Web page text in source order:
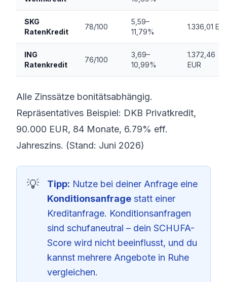
SKG
RatenKredit
78/100
5,59–
11,79%
1.336,01
ING
Ratenkredit
76/100
3,69–
10,99%
1.372,46
EUR
Alle Zinssätze bonitätsabhängig.
Repräsentatives Beispiel: DKB Privatkredit,
90.000 EUR, 84 Monate, 6.79% eff.
Jahreszins. (Stand: Juni 2026)
Tipp: Nutze bei deiner Anfrage eine
Konditionsanfrage statt einer
Kreditanfrage. Konditionsanfragen
sind schufaneutral – dein SCHUFA-
Score wird nicht beeinflusst, und du
kannst mehrere Angebote in Ruhe
vergleichen.